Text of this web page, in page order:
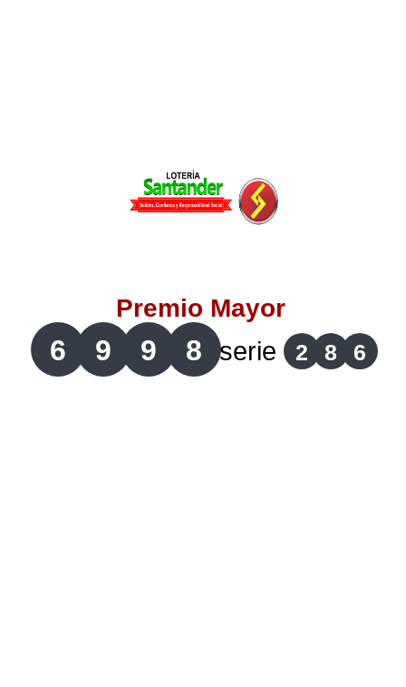
Lotería de Risaralda
Lotería de Santander
Lotería del Cauca
Premio Mayor
6 9 9 8 serie 2 8 6